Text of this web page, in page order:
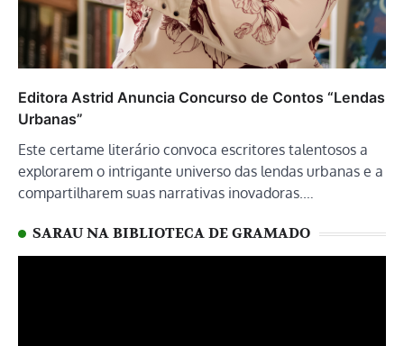
Editora Astrid Anuncia Concurso de Contos “Lendas
Urbanas”
Este certame literário convoca escritores talentosos a
explorarem o intrigante universo das lendas urbanas e a
compartilharem suas narrativas inovadoras.…
SARAU NA BIBLIOTECA DE GRAMADO